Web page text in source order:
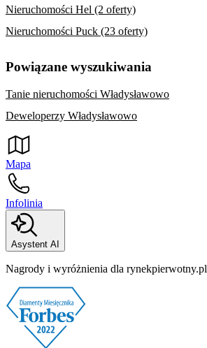
Nieruchomości Hel (2 oferty)
Nieruchomości Puck (23 oferty)
Powiązane wyszukiwania
Tanie nieruchomości Władysławowo
Deweloperzy Władysławowo
Mapa
Infolinia
Asystent AI
Nagrody i wyróżnienia dla rynekpierwotny.pl